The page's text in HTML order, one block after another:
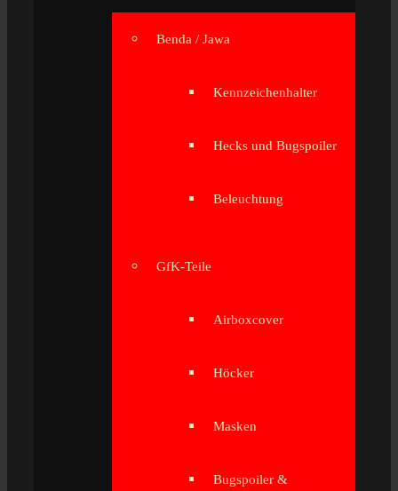
Benda / Jawa
Kennzeichenhalter
Hecks und Bugspoiler
Beleuchtung
GfK-Teile
Airboxcover
Höcker
Masken
Bugspoiler &